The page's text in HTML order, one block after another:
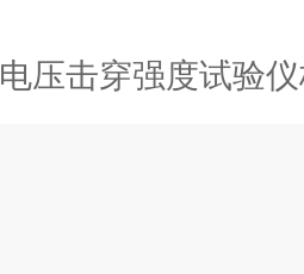
电压击穿强度试验仪校